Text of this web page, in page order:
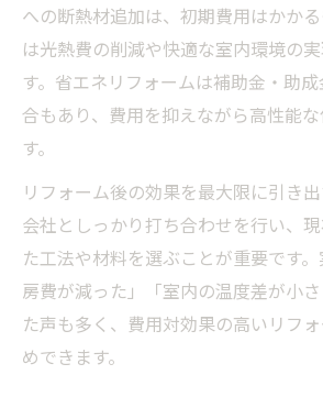
への断熱材追加は、初期費用はかか
は光熱費の削減や快適な室内環境の
す。省エネリフォームは補助金・助
合もあり、費用を抑えながら高性能
す。
リフォーム後の効果を最大限に引き
会社としっかり打ち合わせを行い、
た工法や材料を選ぶことが重要です
房費が減った」「室内の温度差が小
た声も多く、費用対効果の高いリフ
めできます。